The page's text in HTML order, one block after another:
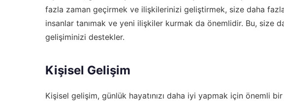
fazla zaman geçirmek ve ilişkilerinizi geliştirmek, size daha
insanlar tanımak ve yeni ilişkiler kurmak da önemlidir. Bu, size
gelişiminizi destekler.
Kişisel Gelişim
Kişisel gelişim, günlük hayatınızı daha iyi yapmak için önemli